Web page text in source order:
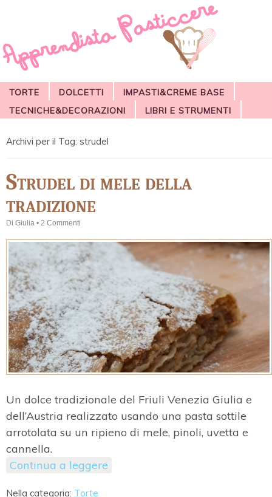
TORTE DOLCETTI
IMPASTI&CREME BASE
TECNICHE&DECORAZIONI
LIBRI E STRUMENTI
Archivi per il Tag: strudel
Strudel di mele della
tradizione
Di Giulia • 2 Commenti
Un dolce tradizionale del Friuli Venezia Giulia e
dell’Austria realizzato usando una pasta sottile
arrotolata su un ripieno di mele, pinoli, uvetta e
cannella.
Continua a leggere
Nella categoria: Torte